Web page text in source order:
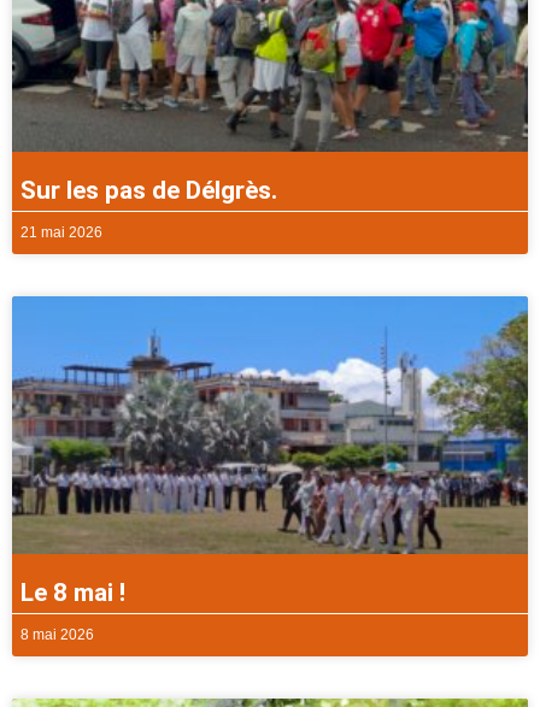
Sur les pas de Délgrès.
21 mai 2026
Le 8 mai !
8 mai 2026